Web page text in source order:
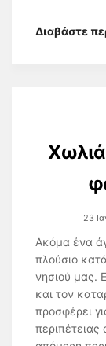
Διαβάστε
23
Ακόμα ένα
πλούσιο
νησιού μας.
και τον
προσφέρει